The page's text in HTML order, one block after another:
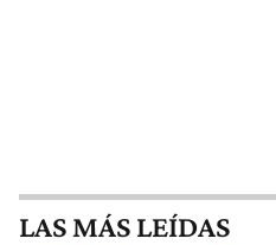
LAS MÁS LEÍDAS